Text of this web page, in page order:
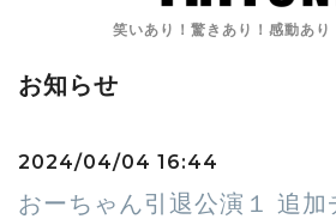
笑いあり！驚きあり！感動あり
お知らせ
2024/04/04 16:44
おーちゃん引退公演１ 追加